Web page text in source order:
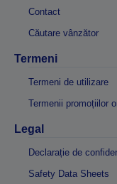
Contact
Căutare vânzător
Termeni
Termeni de utilizare
Termenii promoțiilor
Legal
Declarație de
Safety Data Sheets